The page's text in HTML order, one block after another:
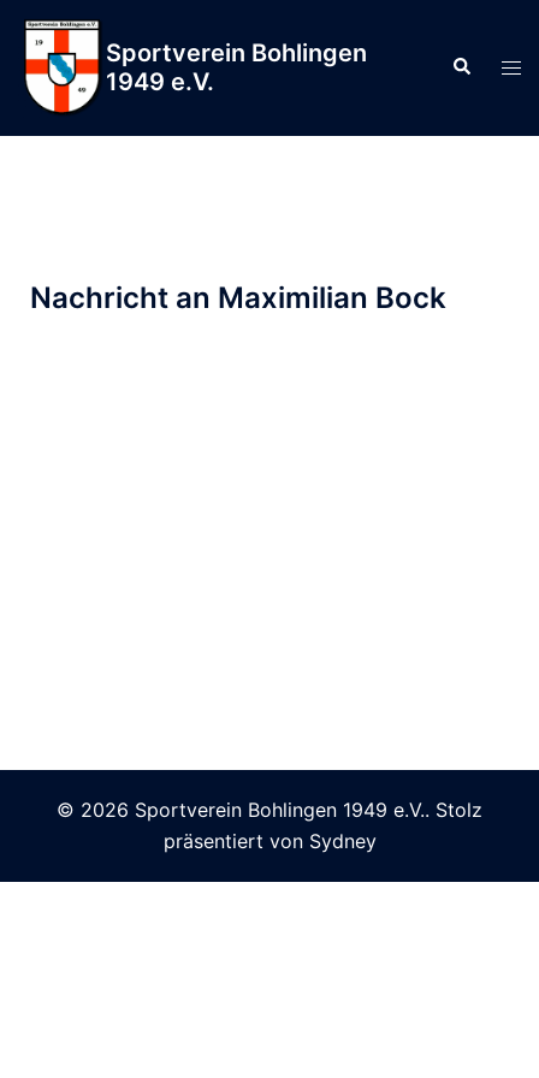
Sportverein Bohlingen
1949 e.V.
Nachricht an Maximilian Bock
© 2026 Sportverein Bohlingen 1949 e.V.. Stolz
präsentiert von Sydney